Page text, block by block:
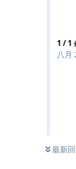
1 /1
八月
最新